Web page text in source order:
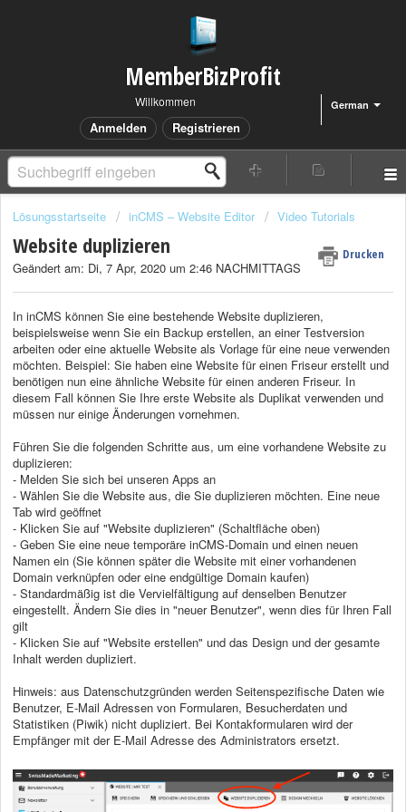
MemberBizProfit
German
Willkommen
Anmelden Registrieren
Lösungsstartseite inCMS – Website Editor Video Tutorials
Website duplizieren Drucken
Geändert am: Di, 7 Apr, 2020 um 2:46 NACHMITTAGS
In inCMS können Sie eine bestehende Website duplizieren,
beispielsweise wenn Sie ein Backup erstellen, an einer Testversion
arbeiten oder eine aktuelle Website als Vorlage für eine neue verwenden
möchten. Beispiel: Sie haben eine Website für einen Friseur erstellt und
benötigen nun eine ähnliche Website für einen anderen Friseur. In
diesem Fall können Sie Ihre erste Website als Duplikat verwenden und
müssen nur einige Änderungen vornehmen.
Führen Sie die folgenden Schritte aus, um eine vorhandene Website zu
duplizieren:
- Melden Sie sich bei unseren Apps an
- Wählen Sie die Website aus, die Sie duplizieren möchten. Eine neue
Tab wird geöffnet
- Klicken Sie auf "Website duplizieren" (Schaltfläche oben)
- Geben Sie eine neue temporäre inCMS-Domain und einen neuen
Namen ein (Sie können später die Website mit einer vorhandenen
Domain verknüpfen oder eine endgültige Domain kaufen)
- Standardmäßig ist die Vervielfältigung auf denselben Benutzer
eingestellt. Ändern Sie dies in "neuer Benutzer", wenn dies für Ihren Fall
gilt
- Klicken Sie auf "Website erstellen" und das Design und der gesamte
Inhalt werden dupliziert.
Hinweis: aus Datenschutzgründen werden Seitenspezifische Daten wie
Benutzer, E-Mail Adressen von Formularen, Besucherdaten und
Statistiken (Piwik) nicht dupliziert. Bei Kontakformularen wird der
Empfänger mit der E-Mail Adresse des Administrators ersetzt.